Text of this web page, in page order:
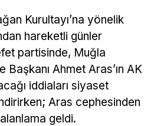
Kurultayı’na yönelik
hareketli günler
partisinde, Muğla
Ahmet Aras’ın AK
iddiaları siyaset
Aras cephesinden
geldi.